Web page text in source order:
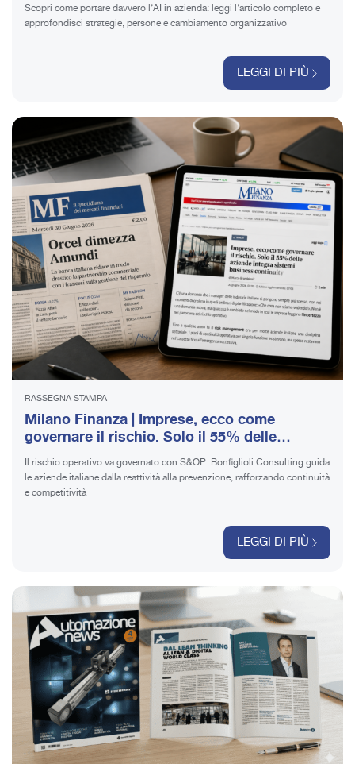
Scopri come portare davvero l’AI in azienda: leggi l’articolo completo e
approfondisci strategie, persone e cambiamento organizzativo
LEGGI DI PIÙ
RASSEGNA STAMPA
Milano Finanza | Imprese, ecco come
governare il rischio. Solo il 55% delle
aziende integra sistemi Business Continuity
Il rischio operativo va governato con S&OP: Bonfiglioli Consulting guida
le aziende italiane dalla reattività alla prevenzione, rafforzando continuità
e competitività
LEGGI DI PIÙ